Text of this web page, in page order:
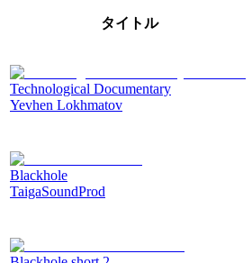
タイトル
Technological Documentary
Yevhen Lokhmatov
Blackhole
TaigaSoundProd